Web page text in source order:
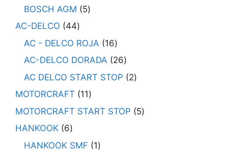
BOSCH AGM
5
AC-DELCO
44
AC - DELCO ROJA
16
AC-DELCO DORADA
26
AC DELCO START STOP
2
MOTORCRAFT
11
MOTORCRAFT START STOP
5
HANKOOK 6
HANKOOK SMF
1